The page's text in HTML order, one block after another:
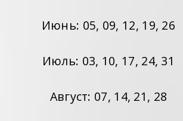
Июнь: 05, 09, 12, 19, 26
Июль: 03, 10, 17, 24, 31
Август: 07, 14, 21, 28